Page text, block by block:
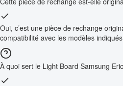
Oui, c’est une pièce de rechange
compatibilité avec les modèles
À quoi sert le Light Board Samsung